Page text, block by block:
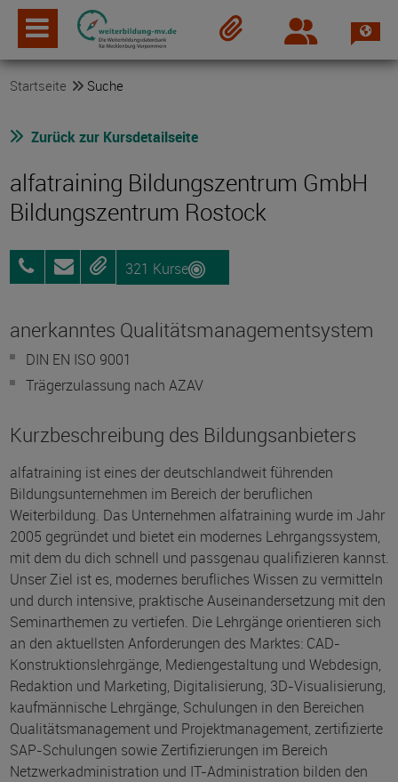
Login
Startseite Suche
Zurück zur Kursdetailseite
alfatraining Bildungszentrum GmbH
Bildungszentrum Rostock
0800
3456-
AnfragenMerken321 Kurse
anerkanntes Qualitätsmanagementsystem
DIN EN ISO 9001
Trägerzulassung nach AZAV
Kurzbeschreibung des Bildungsanbieters
alfatraining ist eines der deutschlandweit führenden
Bildungsunternehmen im Bereich der beruflichen
Weiterbildung. Das Unternehmen alfatraining wurde im Jahr
2005 gegründet und bietet ein modernes Lehrgangssystem,
mit dem du dich schnell und passgenau qualifizieren kannst.
Unser Ziel ist es, modernes berufliches Wissen zu vermitteln
und durch intensive, praktische Auseinandersetzung mit den
Seminarthemen zu vertiefen. Die Lehrgänge orientieren sich
an den aktuellsten Anforderungen des Marktes: CAD-
Konstruktionslehrgänge, Mediengestaltung und Webdesign,
Redaktion und Marketing, Digitalisierung, 3D-Visualisierung,
kaufmännische Lehrgänge, Schulungen in den Bereichen
Qualitätsmanagement und Projektmanagement, zertifizierte
SAP-Schulungen sowie Zertifizierungen im Bereich
Netzwerkadministration und IT-Administration bilden den